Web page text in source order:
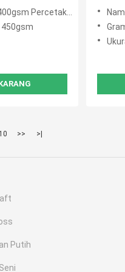
Kembali CCNB Karton Dalam Lembar Untuk Kotak
Nama
10 >> >|
Putih